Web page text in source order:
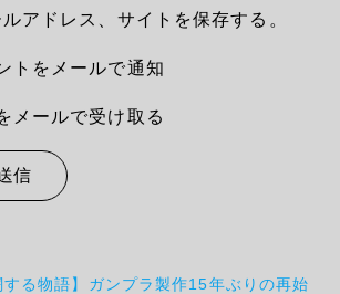
アドレス、サイトを保存する。
トをメールで通知
メールで受け取る
する物語】ガンプラ製作15年ぶりの再始